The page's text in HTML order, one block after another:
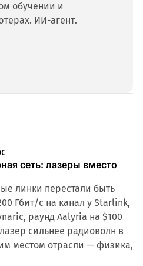
обучении и
ИИ-агент.
сеть: лазеры вместо
линки перестали быть
Гбит/с на канал у Starlink,
раунд Aalyria на $100
сильнее радиоволн в
местом отрасли — физика,